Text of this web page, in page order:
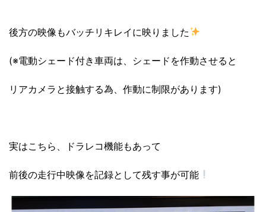
後方の映像もバッチリキレイに映りました
(※電動シェード付き車両は、シェードを作動させると
リアカメラと接触する為、作動に制限があります)
実はこちら、ドラレコ機能もあって
前後の走行中映像を記録として残す事が可能